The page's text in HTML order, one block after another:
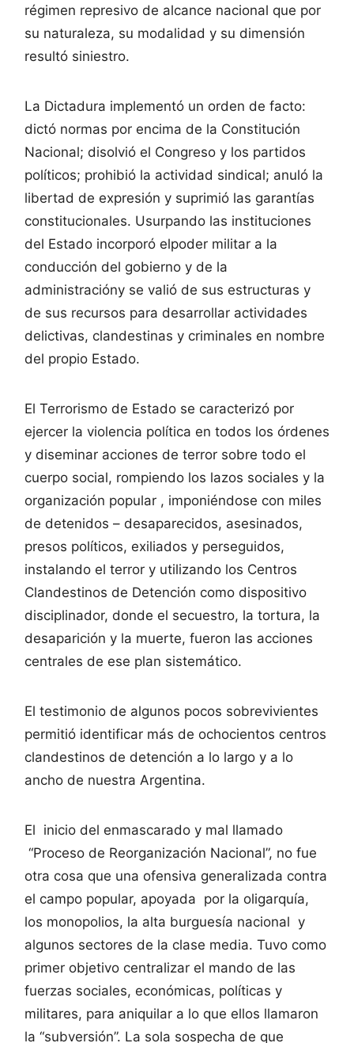
régimen represivo de alcance nacional que por
su naturaleza, su modalidad y su dimensión
resultó siniestro.
La Dictadura implementó un orden de facto:
dictó normas por encima de la Constitución
Nacional; disolvió el Congreso y los partidos
políticos; prohibió la actividad sindical; anuló la
libertad de expresión y suprimió las garantías
constitucionales. Usurpando las instituciones
del Estado incorporó elpoder militar a la
conducción del gobierno y de la
administracióny se valió de sus estructuras y
de sus recursos para desarrollar actividades
delictivas, clandestinas y criminales en nombre
del propio Estado.
El Terrorismo de Estado se caracterizó por
ejercer la violencia política en todos los órdenes
y diseminar acciones de terror sobre todo el
cuerpo social, rompiendo los lazos sociales y la
organización popular , imponiéndose con miles
de detenidos – desaparecidos, asesinados,
presos políticos, exiliados y perseguidos,
instalando el terror y utilizando los Centros
Clandestinos de Detención como dispositivo
disciplinador, donde el secuestro, la tortura, la
desaparición y la muerte, fueron las acciones
centrales de ese plan sistemático.
El testimonio de algunos pocos sobrevivientes
permitió identificar más de ochocientos centros
clandestinos de detención a lo largo y a lo
ancho de nuestra Argentina.
El inicio del enmascarado y mal llamado
“Proceso de Reorganización Nacional”, no fue
otra cosa que una ofensiva generalizada contra
el campo popular, apoyada por la oligarquía,
los monopolios, la alta burguesía nacional y
algunos sectores de la clase media. Tuvo como
primer objetivo centralizar el mando de las
fuerzas sociales, económicas, políticas y
militares, para aniquilar a lo que ellos llamaron
la “subversión”. La sola sospecha de que